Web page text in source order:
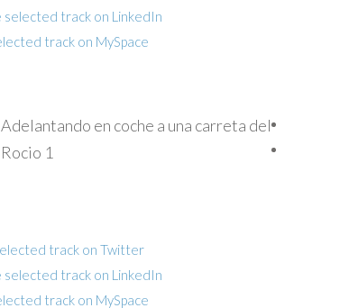
Adelantando en coche a una carreta del
Rocio 1